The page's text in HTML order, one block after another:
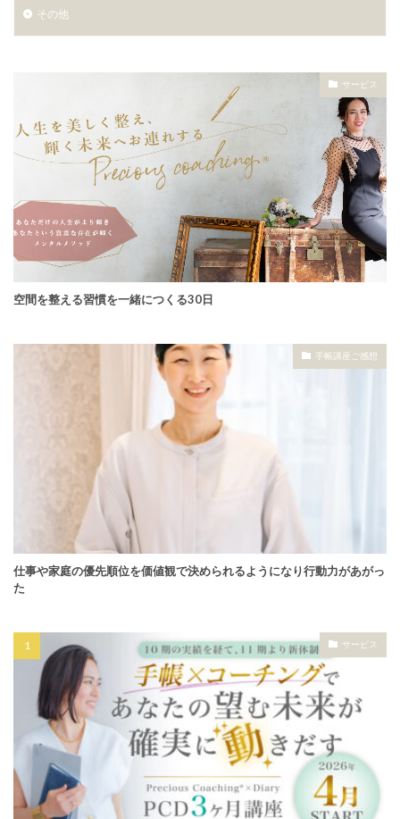
その他
サービス
空間を整える習慣を一緒につくる30日
手帳講座ご感想
仕事や家庭の優先順位を価値観で決められるようになり行動力があがっ
た
サービス